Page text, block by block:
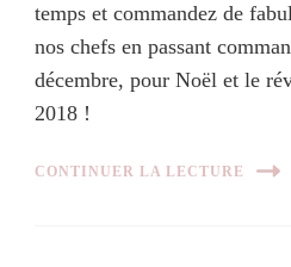
temps et commandez de
nos chefs en passant
décembre, pour Noël et le
2018 !
CONTINUER LA LECTURE